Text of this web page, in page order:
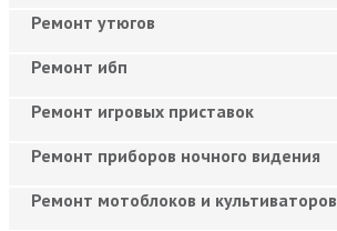
Ремонт утюгов
Ремонт ибп
Ремонт игровых приставок
Ремонт приборов ночного видения
Ремонт мотоблоков и культиваторов